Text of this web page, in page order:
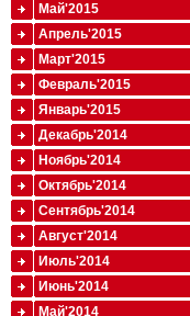
Май'2015
Апрель'2015
Март'2015
Февраль'2015
Январь'2015
Декабрь'2014
Ноябрь'2014
Октябрь'2014
Сентябрь'2014
Август'2014
Июль'2014
Июнь'2014
Май'2014